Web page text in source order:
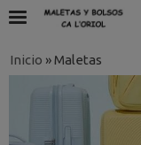
Inicio »Maletas